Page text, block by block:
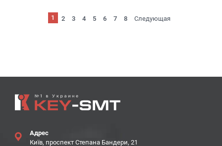
1 2 3 4 5 6 7 8 Следующая
Адрес
Київ, проспект Степана Бандери, 21